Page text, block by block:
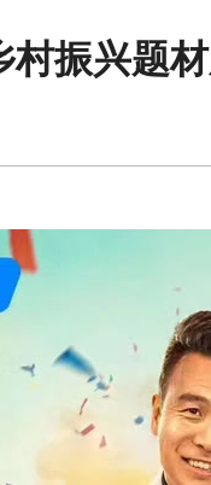
村振兴题